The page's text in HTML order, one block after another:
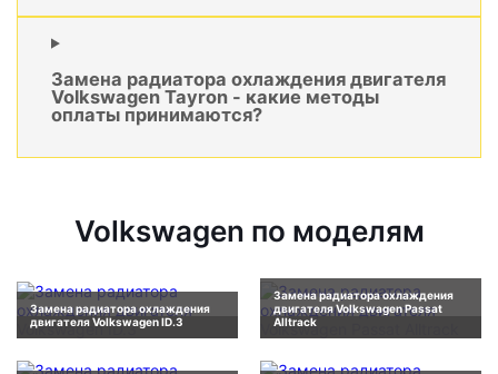
Замена радиатора охлаждения двигателя
Volkswagen Tayron - какие методы
оплаты принимаются?
Volkswagen по моделям
Замена радиатора охлаждения
двигателя Volkswagen ID.3
Замена радиатора охлаждения
двигателя Volkswagen Passat
Alltrack